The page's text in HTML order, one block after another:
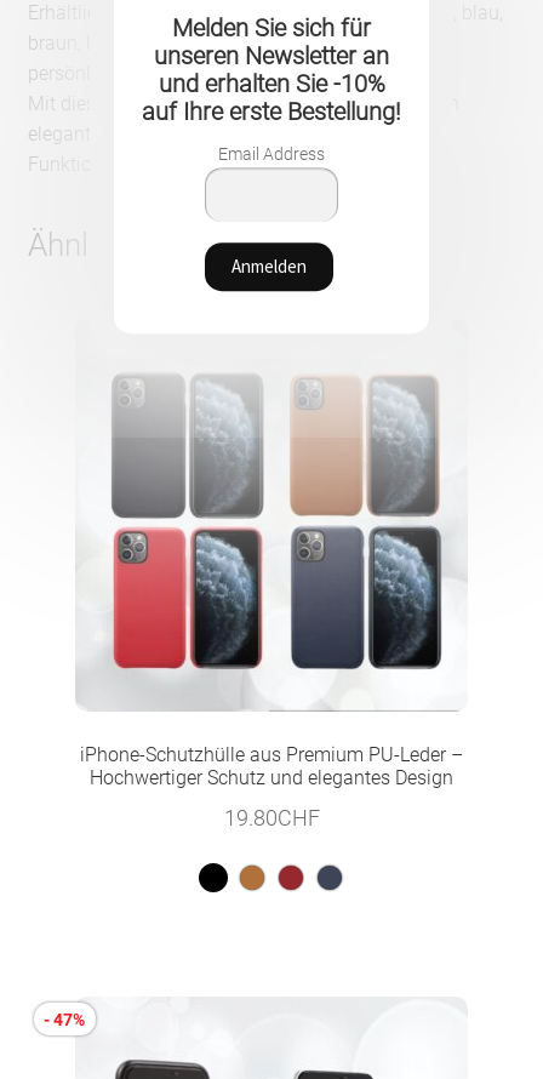
Erhältlich in verschiedenen eleganten Farben – rot, blau,
braun, hellbraun, schwarz und rosa – um Ihrem
persönlichen Stil zu entsprechen.
Mit dieser Lederhülle bieten Sie Ihrem iPhone einen
eleganten und langlebigen Schutz, während alle
Funktionen erhalten bleiben.
Ähnliche Produkte
iPhone-Schutzhülle aus Premium PU-Leder –
Hochwertiger Schutz und elegantes Design
19.80CHF
- 47%
Melden Sie sich für
unseren Newsletter an
und erhalten Sie -10%
auf Ihre erste Bestellung!
Email Address